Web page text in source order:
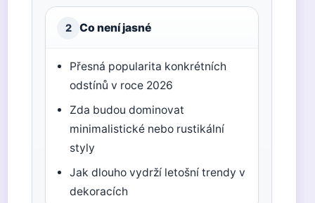
2 Co není jasné
Přesná popularita konkrétních
odstínů v roce 2026
Zda budou dominovat
minimalistické nebo rustikální
styly
Jak dlouho vydrží letošní trendy v
dekoracích